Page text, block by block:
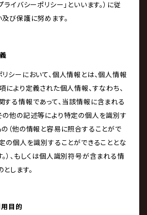
ライバシーポリシー」といいます。）に従
び保護に努めます。
シーにおいて、個人情報とは、個人情報
により定義された個人情報、すなわち、
する情報であって、当該情報に含まれる
の他の記述等により特定の個人を識別す
（他の情報と容易に照合することがで
の個人を識別することができることとな
）、もしくは個人識別符号が含まれる情
します。
目的